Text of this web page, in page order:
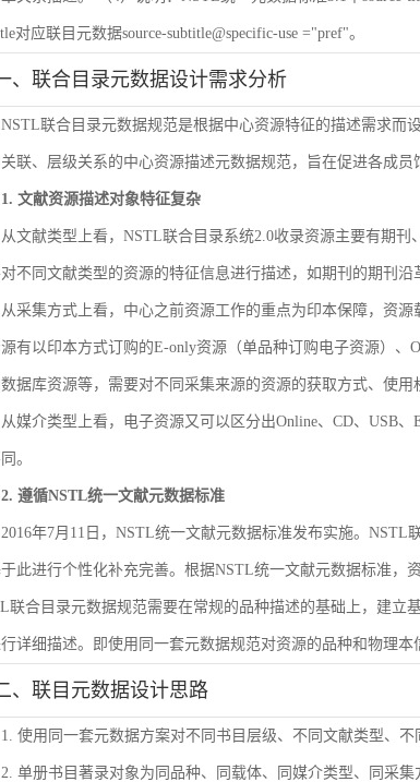
对应联目元数据source-subtitle@specific-use ="pref"。
、联合目录元数据设计需求分析
NSTL联合目录元数据规范是根据中心资源特征的描述需求而
联、层级关系的中心资源描述元数据规范，旨在促进各成
1. 文献资源描述对象特征复杂
从文献类型上看，NSTL联合目录系统2.0收录资源主要有期
不同文献类型的资源的特征信息进行描述，如期刊的期刊沿
从采集方式上看，中心之前资源工作的重点为印本保障，资
有以印本方式订购的E-only资源（单品种订购电子资源）、
据库资源等，需要对不同采集来源的资源的获取方式、使
从媒介类型上看，电子资源又可以区分出Online、CD、USB
。
2. 遵循NSTL统一文献元数据标准
2016年7月11日，NSTL统一文献元数据标准发布实施。NSTL
此进行个性化补充完善。根据NSTL统一文献元数据标准，
联合目录元数据规范需要在常规的品种描述的基础上，建立
详细描述。即使用同一套元数据规范对资源的品种和物理本
、联目元数据设计思路
1. 使用同一套元数据方案对不同书目层级、不同文献类型、
2. 单册书目著录对象为同品种、同载体、同媒介类型、同采